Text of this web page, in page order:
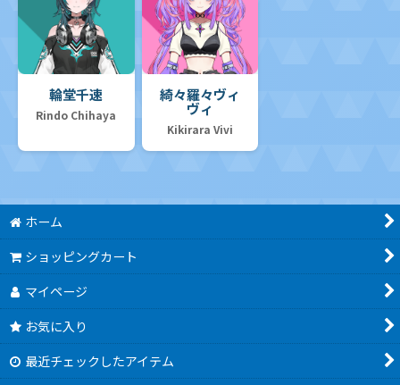
輪堂千速
Rindo Chihaya
綺々羅々ヴィ
ヴィ
Kikirara Vivi
ホーム
ショッピングカート
マイページ
お気に入り
最近チェックしたアイテム